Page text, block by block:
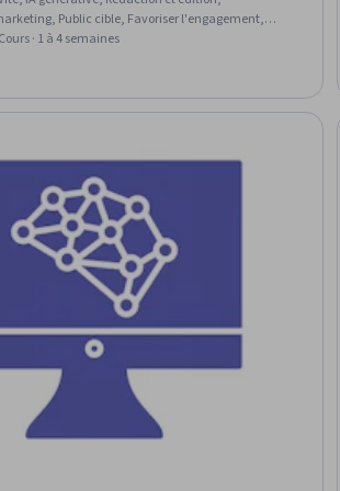
Public cible, Favoriser l'engagement,
L'activation de l'IA, Création de contenu, Une
l'IA, Optimisation du contenu, Rédaction
· 1 à 4 semaines